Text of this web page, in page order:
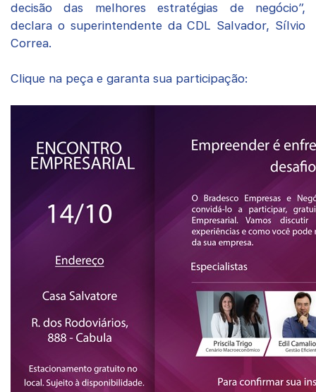
decisão das melhores estratégias de negócio”,
declara o superintendente da CDL Salvador, Sílvio
Correa.
Clique na peça e garanta sua participação: